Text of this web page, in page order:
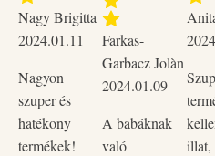
KERÜLÉS ESETÉN: több
vízzel. Adott esetben a
könnyen megoldható. Az
szemirritáció nem múlik el:
szellőző helyen tárolandó. Az
tartandó.
Nagy Brigitta
2024.01.11
Nagyon
szuper és
hatékony
termékek!
Farkas-
Garbacz Jolàn
2024.01.09
A babáknak
való
illat,